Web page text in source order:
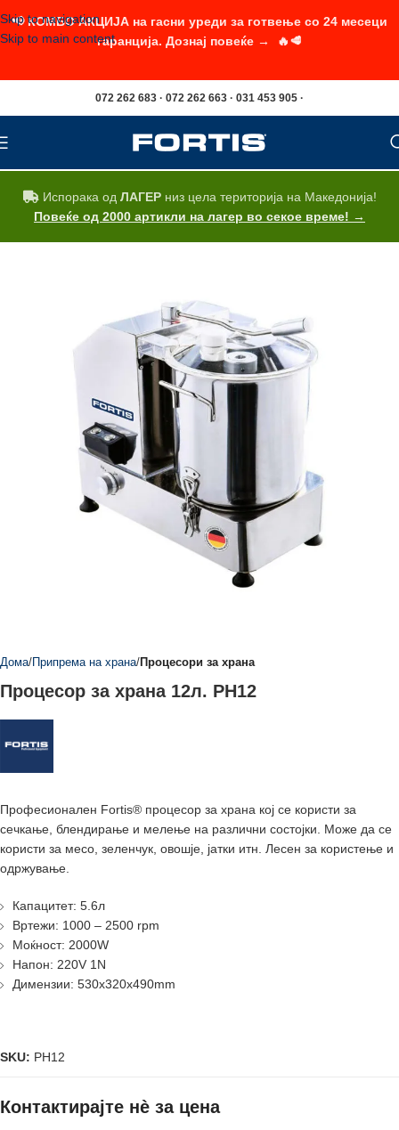
Skip to navigation
Skip to main content
072 262 683 · 072 262 663 · 031 453 905 ·
Испорака од ЛАГЕРниз цела територија на Македонија!
Повеќе од 2000 артикли на лагер во секое време! →
Дома Припрема на храна Процесори за храна
Процесор за храна 12л. PH12
Професионален Fortis® процесор за храна кој се користи за
сечкање, блендирање и мелење на различни состојки. Може да се
користи за месо, зеленчук, овошје, јатки итн. Лесен за користење и
одржување.
Капацитет: 5.6л
Вртежи: 1000 – 2500 rpm
Моќност: 2000W
Напон: 220V 1N
Димензии: 530x320x490mm
SKU: PH12
Контактирајте нè за цена
📢 КОМБО АКЦИЈА на гасни уреди за готвење со 24 месеци
гаранција. Дознај повеќе → 🔥🥩